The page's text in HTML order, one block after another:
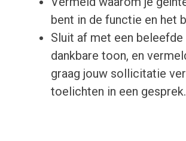
bent in de functie en het
Sluit af met een beleefde
dankbare toon, en
graag jouw sollicitatie
toelichten in een gesprek.